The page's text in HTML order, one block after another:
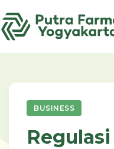
to
content
BUSINESS